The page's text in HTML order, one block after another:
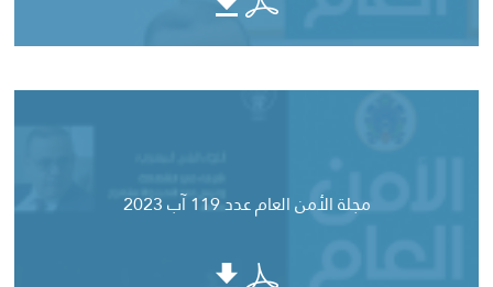
مجلة الأمن العام عدد 119 آب 2023